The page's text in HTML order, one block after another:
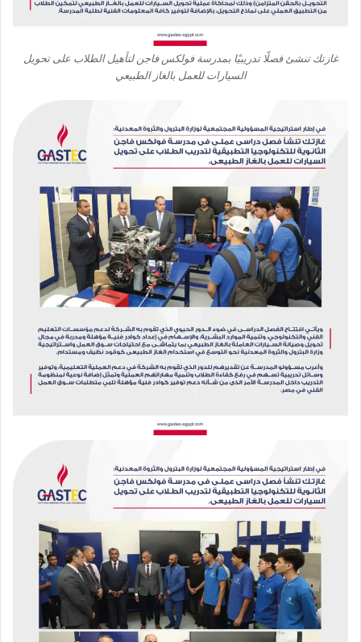
غازتك تنشئ فصلًا تدريبيًا بمدرسة فولكس فاجن لتأهيل الطلاب على تحويل
السيارات للعمل بالغاز الطبيعي